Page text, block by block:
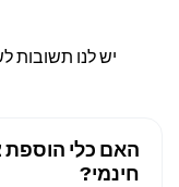
יש לנו תשובות
חינמי?